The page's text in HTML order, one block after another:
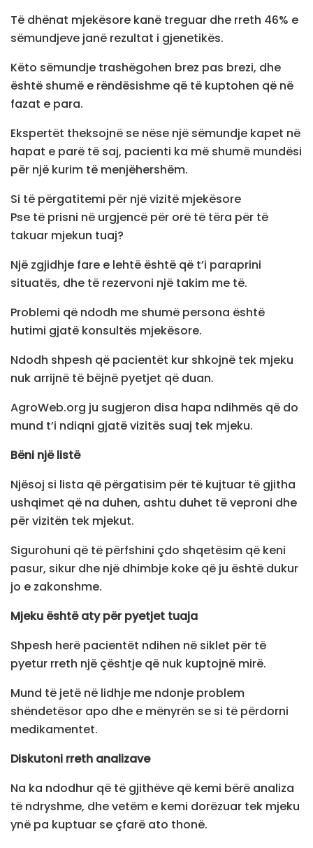
Të dhënat mjekësore kanë treguar dhe rreth 46% e
sëmundjeve janë rezultat i gjenetikës.
Këto sëmundje trashëgohen brez pas brezi, dhe
është shumë e rëndësishme që të kuptohen që në
fazat e para.
Ekspertët theksojnë se nëse një sëmundje kapet në
hapat e parë të saj, pacienti ka më shumë mundësi
për një kurim të menjëhershëm.
Si të përgatitemi për një vizitë mjekësore
Pse të prisni në urgjencë për orë të tëra për të
takuar mjekun tuaj?
Një zgjidhje fare e lehtë është që t’i paraprini
situatës, dhe të rezervoni një takim me të.
Problemi që ndodh me shumë persona është
hutimi gjatë konsultës mjekësore.
Ndodh shpesh që pacientët kur shkojnë tek mjeku
nuk arrijnë të bëjnë pyetjet që duan.
AgroWeb.org ju sugjeron disa hapa ndihmës që do
mund t’i ndiqni gjatë vizitës suaj tek mjeku.
Bëni një listë
Njësoj si lista që përgatisim për të kujtuar të gjitha
ushqimet që na duhen, ashtu duhet të veproni dhe
për vizitën tek mjekut.
Sigurohuni që të përfshini çdo shqetësim që keni
pasur, sikur dhe një dhimbje koke që ju është dukur
jo e zakonshme.
Mjeku është aty për pyetjet tuaja
Shpesh herë pacientët ndihen në siklet për të
pyetur rreth një çështje që nuk kuptojnë mirë.
Mund të jetë në lidhje me ndonje problem
shëndetësor apo dhe e mënyrën se si të përdorni
medikamentet.
Diskutoni rreth analizave
Na ka ndodhur që të gjithëve që kemi bërë analiza
të ndryshme, dhe vetëm e kemi dorëzuar tek mjeku
ynë pa kuptuar se çfarë ato thonë.